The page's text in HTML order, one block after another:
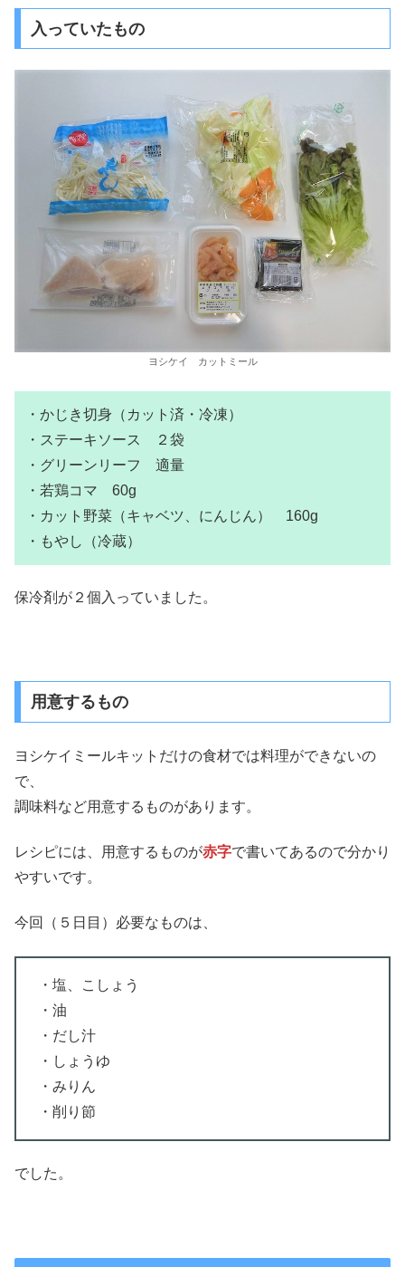
入っていたもの
ヨシケイ カットミール
・かじき切身（カット済・冷凍）
・ステーキソース ２袋
・グリーンリーフ 適量
・若鶏コマ 60g
・カット野菜（キャベツ、にんじん） 160g
・もやし（冷蔵）
保冷剤が２個入っていました。
用意するもの
ヨシケイミールキットだけの食材では料理ができないの
で、
調味料など用意するものがあります。
レシピには、用意するものが赤字で書いてあるので分かり
やすいです。
今回（５日目）必要なものは、
・塩、こしょう
・油
・だし汁
・しょうゆ
・みりん
・削り節
でした。